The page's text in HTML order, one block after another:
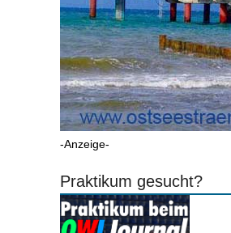
-Anzeige-
Praktikum gesucht?